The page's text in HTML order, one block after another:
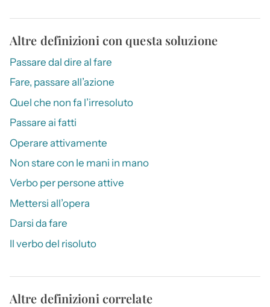
Altre definizioni con questa soluzione
Passare dal dire al fare
Fare, passare all’azione
Quel che non fa l’irresoluto
Passare ai fatti
Operare attivamente
Non stare con le mani in mano
Verbo per persone attive
Mettersi all’opera
Darsi da fare
Il verbo del risoluto
Altre definizioni correlate